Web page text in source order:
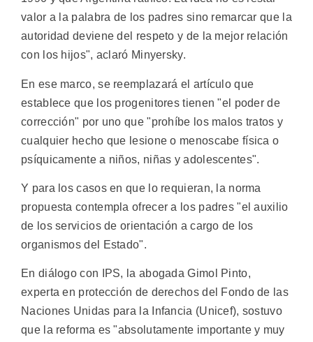
valor a la palabra de los padres sino remarcar que la
autoridad deviene del respeto y de la mejor relación
con los hijos", aclaró Minyersky.
En ese marco, se reemplazará el artículo que
establece que los progenitores tienen "el poder de
corrección" por uno que "prohíbe los malos tratos y
cualquier hecho que lesione o menoscabe física o
psíquicamente a niños, niñas y adolescentes".
Y para los casos en que lo requieran, la norma
propuesta contempla ofrecer a los padres "el auxilio
de los servicios de orientación a cargo de los
organismos del Estado".
En diálogo con IPS, la abogada Gimol Pinto,
experta en protección de derechos del Fondo de las
Naciones Unidas para la Infancia (Unicef), sostuvo
que la reforma es "absolutamente importante y muy